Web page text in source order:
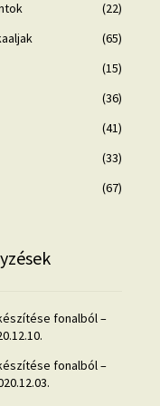
(22)
(65)
(15)
(36)
(41)
(33)
(67)
fonalból –
fonalból –